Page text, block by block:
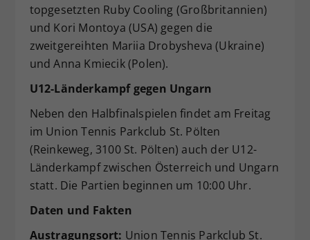
topgesetzten Ruby Cooling (Großbritannien)
und Kori Montoya (USA) gegen die
zweitgereihten Mariia Drobysheva (Ukraine)
und Anna Kmiecik (Polen).
U12-Länderkampf gegen Ungarn
Neben den Halbfinalspielen findet am Freitag
im Union Tennis Parkclub St. Pölten
(Reinkeweg, 3100 St. Pölten) auch der U12-
Länderkampf zwischen Österreich und Ungarn
statt. Die Partien beginnen um 10:00 Uhr.
Daten und Fakten
Austragungsort: Union Tennis Parkclub St.